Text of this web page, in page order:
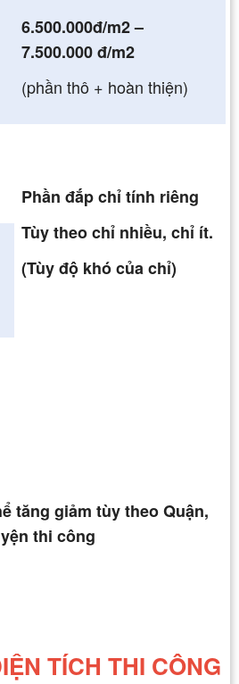
6.500.000đ/m2–
7.500.000 đ/m2
(phần thô + hoàn thiện)
Phần đắp chỉ tính riêng
Tùy theo chỉ nhiều, chỉ ít.
(Tùy độ khó của chỉ)
tăng giảm tùy theo Quận,
thi công
TÍCH THI CÔNG